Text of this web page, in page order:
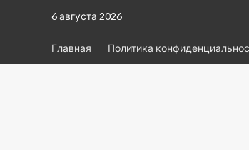
содержимому
6 августа 2026
Главная Политика